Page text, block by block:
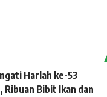
Harlah ke-53
Ribuan Bibit Ikan dan